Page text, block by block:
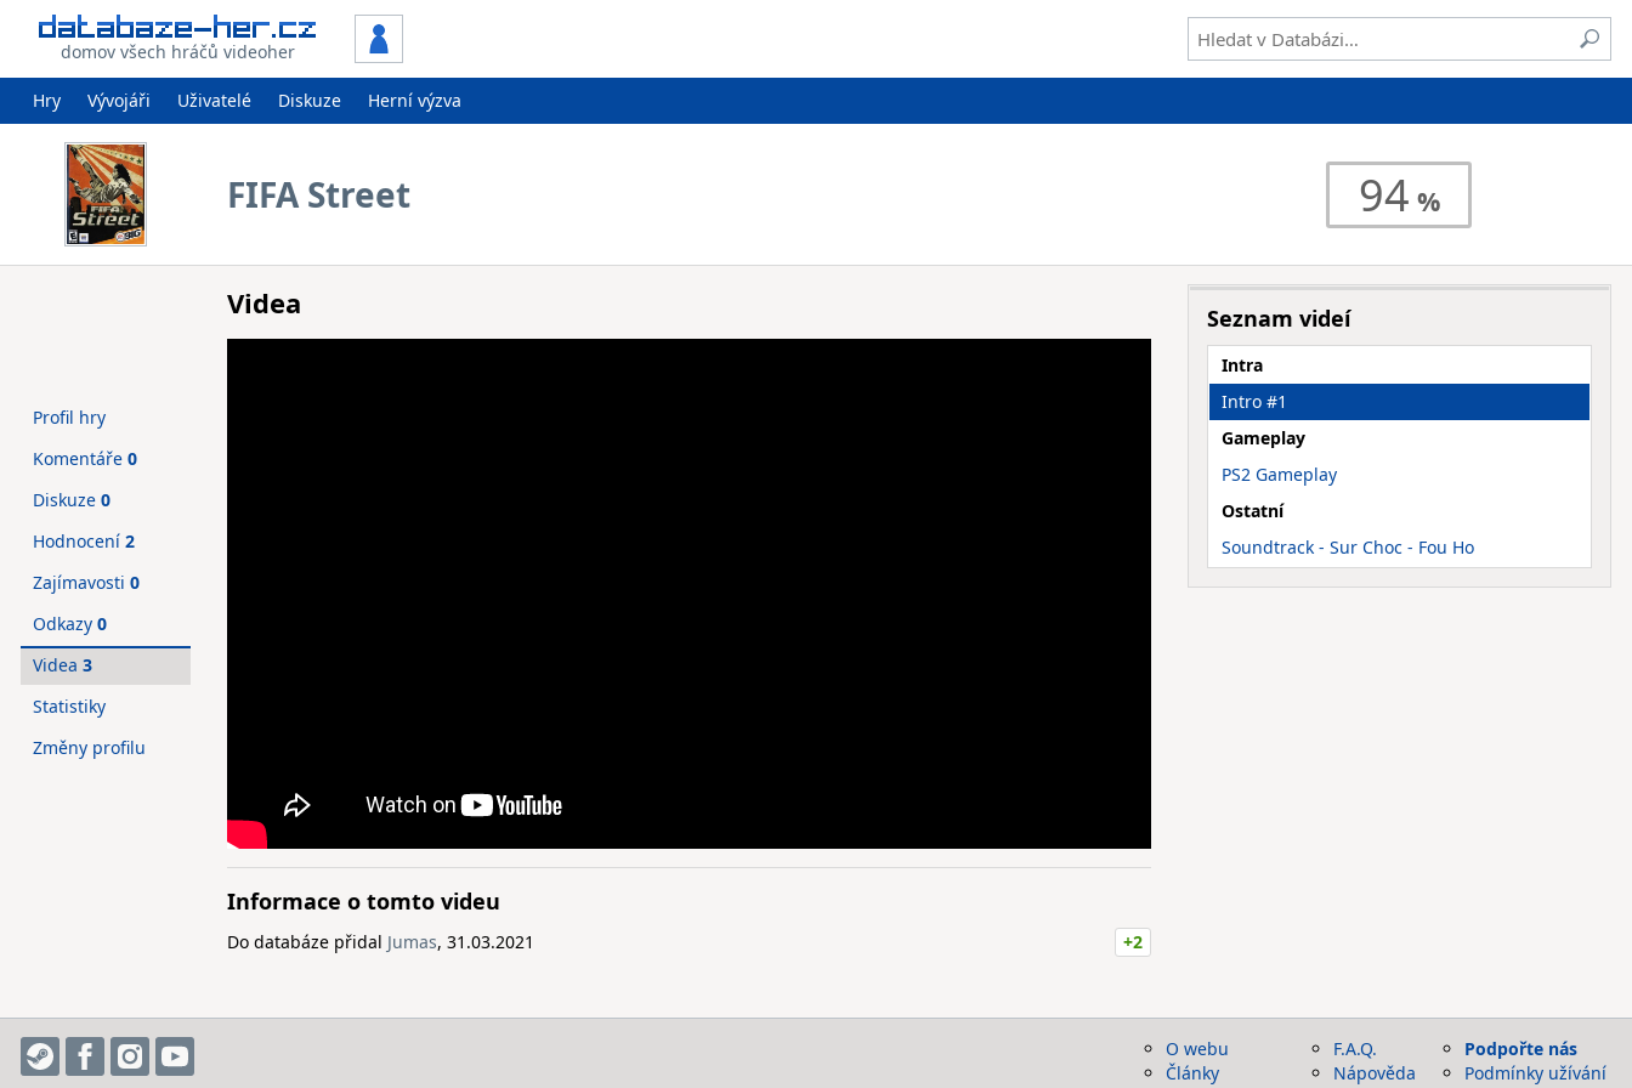
domov všech hráčů videoher
Hry Vývojáři Uživatelé Diskuze Herní výzva
FIFA Street 94
Videa
Informace o tomto videu
Do databáze přidal Jumas, 31.03.2021 +2
Profil hry
Komentáře 0
Diskuze 0
Hodnocení 2
Zajímavosti 0
Odkazy 0
Videa 3
Statistiky
Změny profilu
Seznam videí
Intra
Intro #1
Gameplay
PS2 Gameplay
Ostatní
Soundtrack - Sur Choc - Fou Ho
O webu
Články
F.A.Q.
Nápověda
Podpořte nás
Podmínky užívání